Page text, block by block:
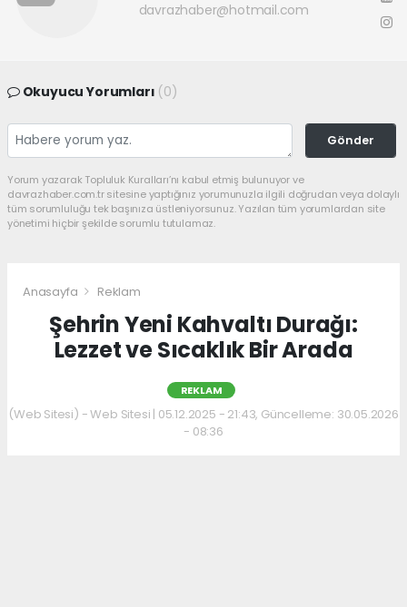
davrazhaber@hotmail.com
Okuyucu Yorumları (0)
Gönder
Yorum yazarak Topluluk Kuralları’nı kabul etmiş bulunuyor ve
davrazhaber.com.tr sitesine yaptığınız yorumunuzla ilgili doğrudan veya dolaylı
tüm sorumluluğu tek başınıza üstleniyorsunuz. Yazılan tüm yorumlardan site
yönetimi hiçbir şekilde sorumlu tutulamaz.
Anasayfa Reklam
Şehrin Yeni Kahvaltı Durağı:
Lezzet ve Sıcaklık Bir Arada
REKLAM
(Web Sitesi) - Web Sitesi | 05.12.2025 - 21:43, Güncelleme: 30.05.2026
- 08:36